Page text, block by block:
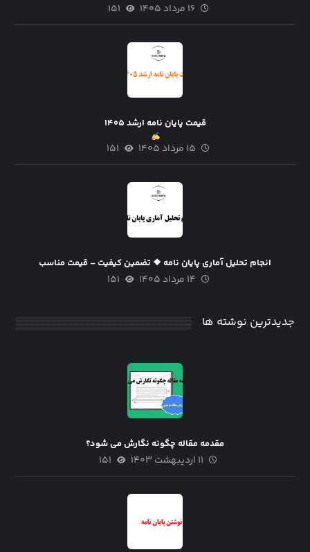
۱۶ مرداد ۱۴۰۵ ۱۵۱
قیمت پایان نامه ارشد ۱۴۰۵
۱۵ مرداد ۱۴۰۵ ۱۵۱
انجام تحلیل آماری پایان نامه ❖ تضمین کیفیت – قیمت مناسب
۱۴ مرداد ۱۴۰۵ ۱۵۱
جدیدترین نوشته ها
مقدمه مقاله چگونه نگارش می شود؟
۱۱ اردیبهشت ۱۴۰۳ ۱۵۱